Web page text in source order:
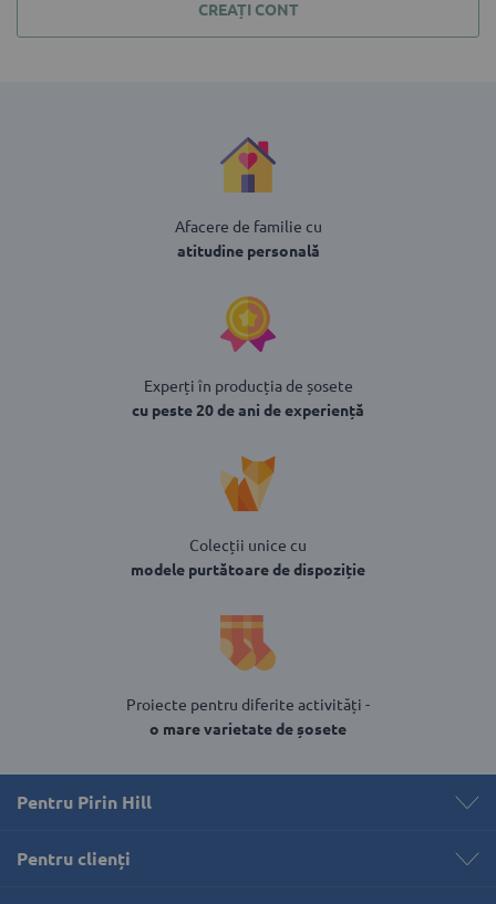
CREAȚI CONT
Afacere de familie cu
atitudine personală
Experți în producția de șosete
cu peste 20 de ani de experiență
Colecții unice cu
modele purtătoare de dispoziție
Proiecte pentru diferite activități -
o mare varietate de șosete
Pentru Pirin Hill
Pentru clienți